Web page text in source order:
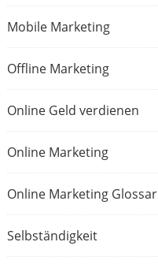
Mobile Marketing
Offline Marketing
Online Geld verdienen
Online Marketing
Online Marketing Glossar
Selbständigkeit